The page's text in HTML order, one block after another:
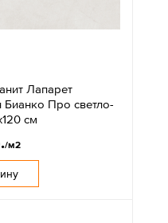
Лапарет
Бианко Про светло-
см
/м2